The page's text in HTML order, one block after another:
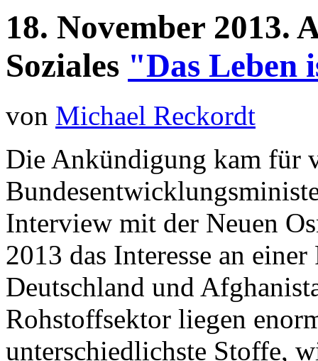
18. November 2013.
Soziales "Das Leben
von Michael Reckordt
Die Ankündigung kam für
Interview mit der Neuen
2013 das Interesse an
Deutschland und
Rohstoffsektor liegen
unterschiedlichste Stoffe,